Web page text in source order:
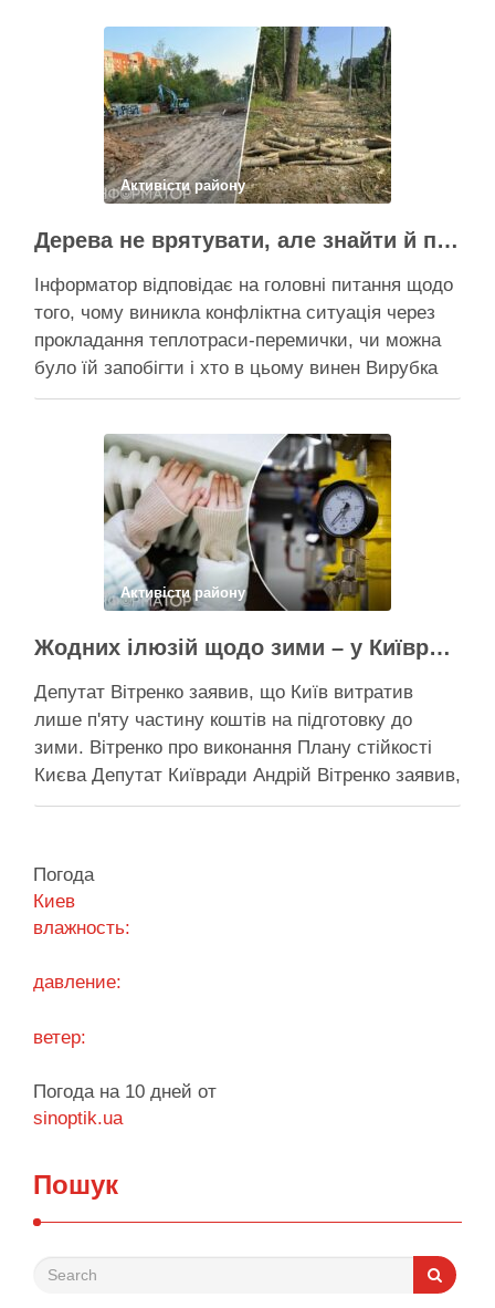
чи вдасться зберегти ту частину озеленення,
що лишилася, – поки невідомо На Теремках у …
Поділитися у соцмережах:
Активісти району
Дерева не врятувати, але знайти й покарати винних треба – головні питання і висновки з конфлікту на Теремках
Інформатор відповідає на головні питання щодо
того, чому виникла конфліктна ситуація через
прокладання теплотраси-перемички, чи можна
було їй запобігти і хто в цьому винен Вирубка
дерев триває, почали й прокладати теплотрасу
суботу, 8 серпня 2026 року, на Теремках у Києві
почалася вже …
Поділитися у соцмережах:
Активісти району
Жодних ілюзій щодо зими – у Київраді закидають, що КМДА виконала План стійкості на 20%
Депутат Вітренко заявив, що Київ витратив
лише п'яту частину коштів на підготовку до
зими. Вітренко про виконання Плану стійкості
Києва Депутат Київради Андрій Вітренко заявив,
що станом на 5 серпня столична влада
старту опалювального сезону …
Погода
Киев
влажность:
давление:
ветер:
Погода на 10 дней от
sinoptik.ua
Пошук